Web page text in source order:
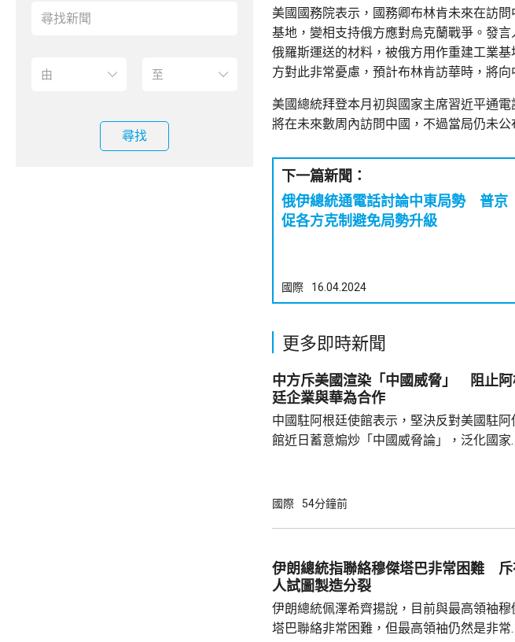
尋找
美國國務院表示，國務卿布林肯未來在訪
基地，變相支持俄方應對烏克蘭戰爭。發
俄羅斯運送的材料，被俄方用作重建工業
方對此非常憂慮，預計布林肯訪華時，將向
美國總統拜登本月初與國家主席習近平通
將在未來數周內訪問中國，不過當局仍未
下一篇新聞：
俄伊總統通電話討論中東局勢 普京
促各方克制避免局勢升級
國際 16.04.2024
更多即時新聞
中方斥美國渲染「中國威脅」 阻止阿
廷企業與華為合作
中國駐阿根廷使館表示，堅決反對美國駐阿
館近日蓄意煽炒「中國威脅論」，泛化國家
與偏見，極不尊重他國主權並嚴重破壞自由
存和發展，虛偽本質暴露無遺，敦促美方端
對華認知，停止霸權行徑和政治操弄。 中方又
指，美國駐阿根廷大使拉梅拉斯4月時亦...
國際 54分鐘前
伊朗總統指聯絡穆傑塔巴非常困難 斥
人試圖製造分裂
伊朗總統佩澤希齊揚說，目前與最高領袖穆
塔巴聯絡非常困難，但最高領袖仍然是非常